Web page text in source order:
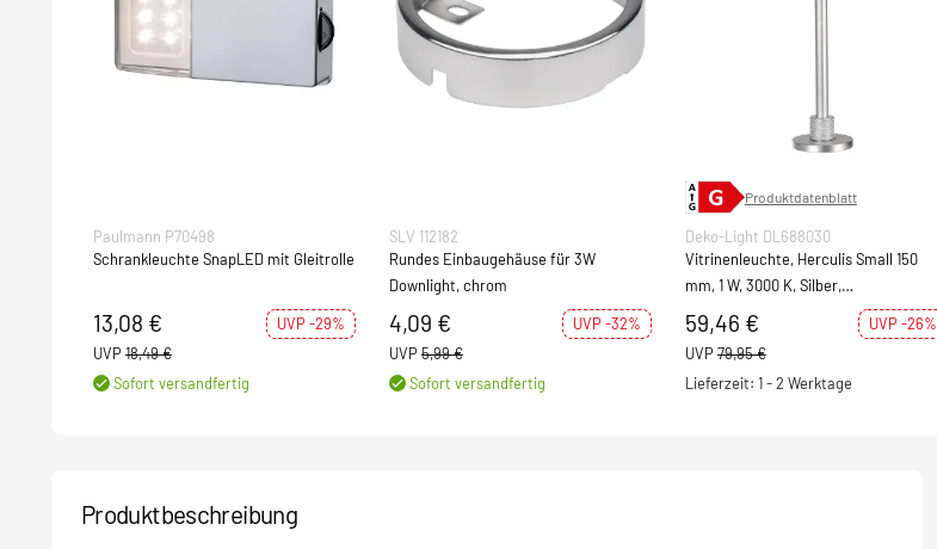
Paulmann P70498
Schrankleuchte SnapLED mit Gleitrolle
13,08 €
UVP -29%
UVP 18,49 €
Sofort versandfertig
SLV 112182
Rundes Einbaugehäuse für 3W
Downlight, chrom
4,09 €
UVP -32%
UVP 5,99 €
Sofort versandfertig
Produktdatenblatt
Deko-Light DL688030
Vitrinenleuchte, Herculis Small 150
mm, 1 W, 3000 K, Silber,
Stromkonstant, 3 V/DC,
Bemessungsstrom:
59,46 €
UVP -26%
UVP 79,95 €
Lieferzeit: 1 - 2 Werktage
Produktbeschreibung